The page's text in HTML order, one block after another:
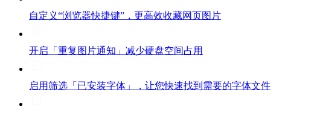
自定义“浏览器快捷键”，更高效收藏网页图片
开启「重复图片通知」减少硬盘空间占用
启用筛选「已安装字体」，让您快速找到需要的字体文件